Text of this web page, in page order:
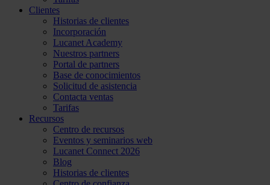
Clientes
Historias de clientes
Incorporación
Lucanet Academy
Nuestros partners
Portal de partners
Base de conocimientos
Solicitud de asistencia
Contacta ventas
Tarifas
Recursos
Centro de recursos
Eventos y seminarios web
Lucanet Connect 2026
Blog
Historias de clientes